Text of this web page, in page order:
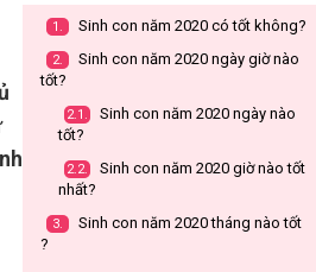
1. Sinh con năm 2020 có tốt không?
2.
Sinh con năm 2020 ngày giờ nào
tốt?
2.1.
Sinh con năm 2020 ngày nào
tốt?
2.2.
Sinh con năm 2020 giờ nào tốt
nhất?
3.
Sinh con năm 2020 tháng nào tốt
?